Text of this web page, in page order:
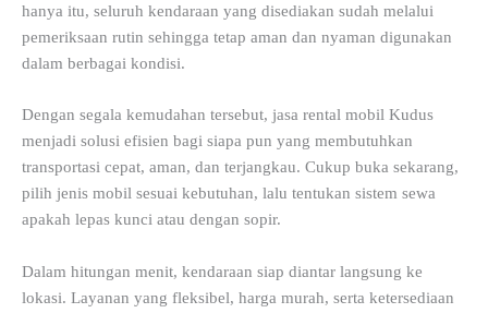
hanya itu, seluruh kendaraan yang disediakan sudah melalui
pemeriksaan rutin sehingga tetap aman dan nyaman digunakan
dalam berbagai kondisi.
Dengan segala kemudahan tersebut, jasa rental mobil Kudus
menjadi solusi efisien bagi siapa pun yang membutuhkan
transportasi cepat, aman, dan terjangkau. Cukup buka sekarang,
pilih jenis mobil sesuai kebutuhan, lalu tentukan sistem sewa
apakah lepas kunci atau dengan sopir.
Dalam hitungan menit, kendaraan siap diantar langsung ke
lokasi. Layanan yang fleksibel, harga murah, serta ketersediaan